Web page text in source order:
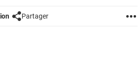
Partager